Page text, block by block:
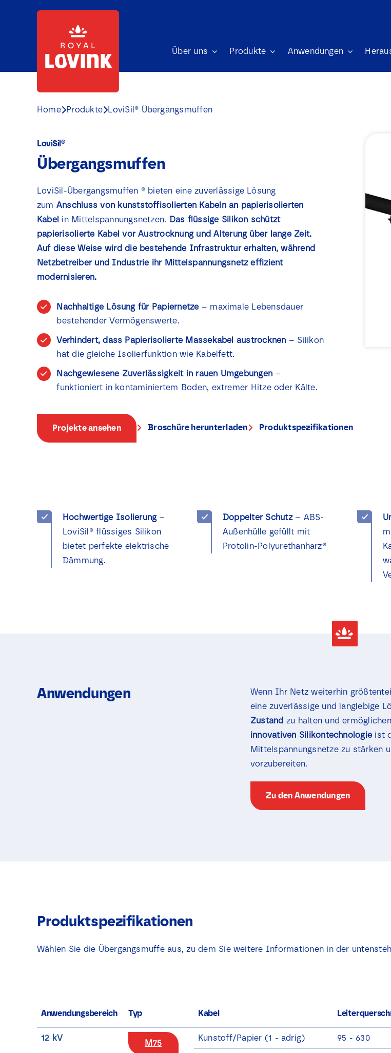
Über uns Produkte Anwendungen
Home Produkte LoviSil® Übergangsmuffen
LoviSil®
Übergangsmuffen
LoviSil-Übergangsmuffen ® bieten eine zuverlässige Lösung
zum Anschluss von kunststoffisolierten Kabeln an papierisolierten
Kabel in Mittelspannungsnetzen. Das flüssige Silikon schützt
papierisolierte Kabel vor Austrocknung und Alterung über lange Zeit.
Auf diese Weise wird die bestehende Infrastruktur erhalten, während
Netzbetreiber und Industrie ihr Mittelspannungsnetz effizient
modernisieren.
Nachhaltige Lösung für Papiernetze – maximale Lebensdauer
bestehender Vermögenswerte.
Verhindert, dass Papierisolierte Massekabel austrocknen – Silikon
hat die gleiche Isolierfunktion wie Kabelfett.
Nachgewiesene Zuverlässigkeit in rauen Umgebungen –
funktioniert in kontaminiertem Boden, extremer Hitze oder Kälte.
Projekte ansehen Broschüre herunterladen Produktspezifikationen
Hochwertige Isolierung–
LoviSil® flüssiges Silikon
bietet perfekte elektrische
Dämmung.
Doppelter Schutz– ABS-
Außenhülle gefüllt mit
Protolin-Polyurethanharz®
Anwendungen Wenn Ihr Netz weiterhin
eine zuverlässige und langlebige
Zustand zu halten und
innovativen Silikontechnologie ist
Mittelspannungsnetze zu stärken
vorzubereiten.
Zu den Anwendungen
Produktspezifikationen
Wählen Sie die Übergangsmuffe aus, zu dem Sie weitere Informationen in der
Anwendungsbereich Typ Kabel
12 kV
M75
Kunstoff/Papier (1 - adrig) 95 - 630